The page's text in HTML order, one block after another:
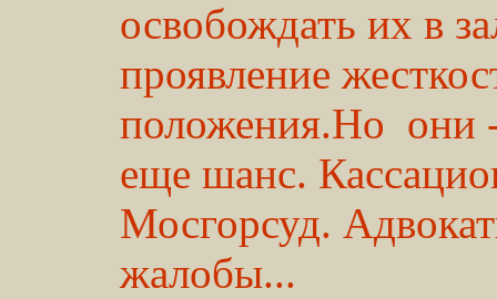
освобождать их в
проявление
положения.Но они
еще шанс.
Мосгорсуд.
жалобы...